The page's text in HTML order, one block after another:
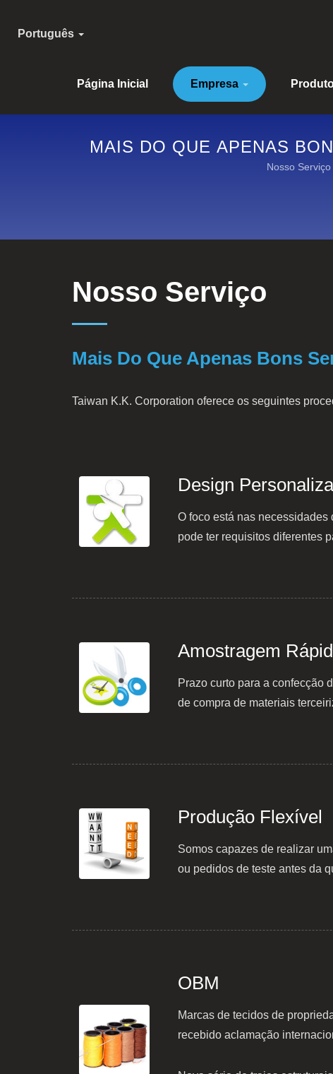
Página Inicial Empresa
Português
MAIS DO QUE APENAS
OS ASPECTOS. |
Nosso
Nosso Serviço
Mais Do Que Apenas Bons
Taiwan K.K. Corporation oferece os seguintes
Design
O foco está nas
pode ter requisitos diferentes
Amostragem
Prazo curto para a confecção
de compra de materiais
Produção Flexível
Somos capazes de realizar
ou pedidos de teste antes da
OBM
Marcas de tecidos de
recebido aclamação